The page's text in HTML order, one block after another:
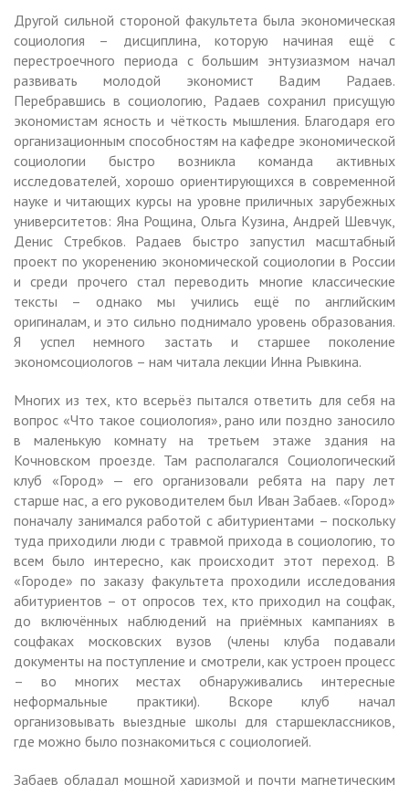
Другой сильной стороной факультета была экономическая
социология – дисциплина, которую начиная ещё с
перестроечного периода с большим энтузиазмом начал
развивать молодой экономист Вадим Радаев.
Перебравшись в социологию, Радаев сохранил присущую
экономистам ясность и чёткость мышления. Благодаря его
организационным способностям на кафедре экономической
социологии быстро возникла команда активных
исследователей, хорошо ориентирующихся в современной
науке и читающих курсы на уровне приличных зарубежных
университетов: Яна Рощина, Ольга Кузина, Андрей Шевчук,
Денис Стребков. Радаев быстро запустил масштабный
проект по укоренению экономической социологии в России
и среди прочего стал переводить многие классические
тексты – однако мы учились ещё по английским
оригиналам, и это сильно поднимало уровень образования.
Я успел немного застать и старшее поколение
экономсоциологов – нам читала лекции Инна Рывкина.
Многих из тех, кто всерьёз пытался ответить для себя на
вопрос «Что такое социология», рано или поздно заносило
в маленькую комнату на третьем этаже здания на
Кочновском проезде. Там располагался Социологический
клуб «Город» — его организовали ребята на пару лет
старше нас, а его руководителем был Иван Забаев. «Город»
поначалу занимался работой с абитуриентами – поскольку
туда приходили люди с травмой прихода в социологию, то
всем было интересно, как происходит этот переход. В
«Городе» по заказу факультета проходили исследования
абитуриентов – от опросов тех, кто приходил на соцфак,
до включённых наблюдений на приёмных кампаниях в
соцфаках московских вузов (члены клуба подавали
документы на поступление и смотрели, как устроен процесс
– во многих местах обнаруживались интересные
неформальные практики). Вскоре клуб начал
организовывать выездные школы для старшеклассников,
где можно было познакомиться с социологией.
Забаев обладал мощной харизмой и почти магнетическим